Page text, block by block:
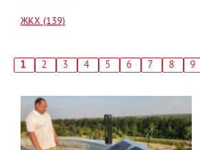
ЖКХ (139)
Текущая
1 Страница
2 Страница
3 Страница
4 Страница
5 Страница
6 Страница
7 8 9